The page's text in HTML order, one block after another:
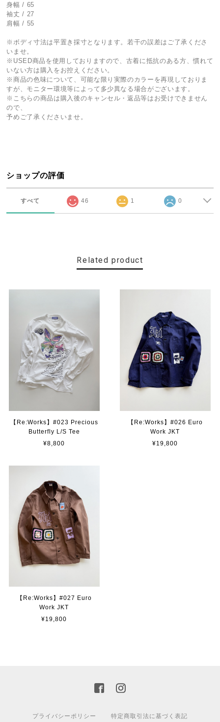
身幅 / 65
袖丈 / 27
肩幅 / 55
※ボディ寸法は平置き採寸となります。若干の誤差はご了承くださ
いませ。
※USED商品を使用しておりますので、古着に抵抗のある方、慣れて
いない方は購入をお控えください。
※商品の色味について、可能な限り実際のカラーを再現しておりま
すが、モニター環境等によって多少異なる場合がございます。
※こちらの商品は購入後のキャンセル・返品等はお受けできません
ので、
予めご了承くださいませ。
ショップの評価
すべて 46 1 0
Related product
【Re:Works】#023 Precious
Butterfly L/S Tee
¥8,800
【Re:Works】#026 Euro
Work JKT
¥19,800
【Re:Works】#027 Euro
Work JKT
¥19,800
プライバシーポリシー 特定商取引法に基づく表記